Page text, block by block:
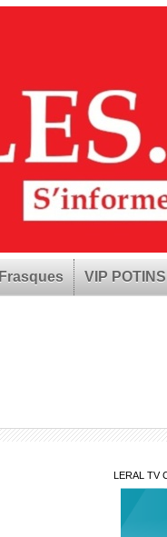
VIP POTINS
LERAL TV